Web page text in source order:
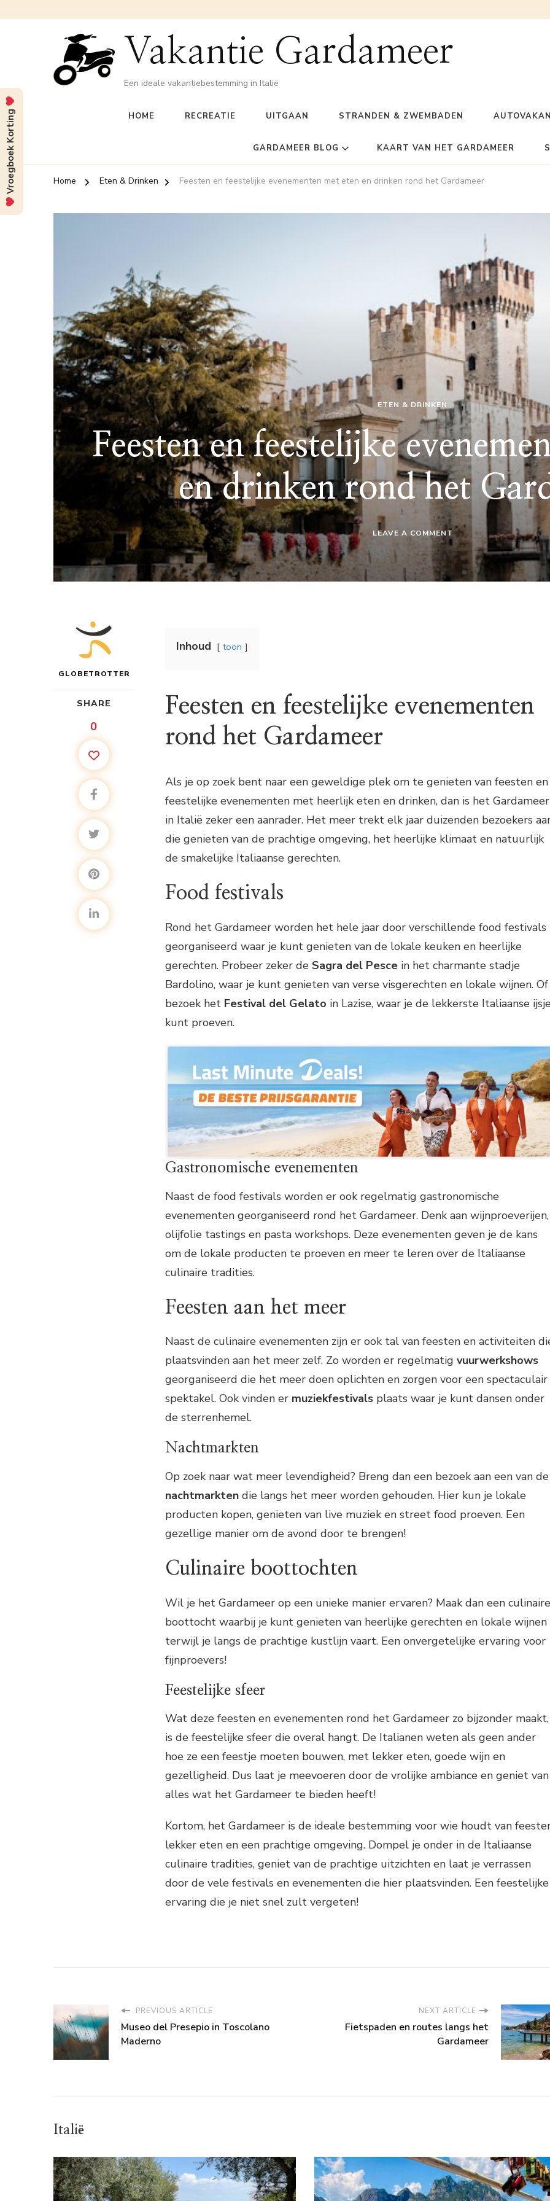
Vakantie Gardameer
Een ideale vakantiebestemming in Italië
HOME RECREATIE UITGAAN STRANDEN & ZWEMBADEN
GARDAMEER BLOG KAART VAN HET GARDAMEER
Home Eten & Drinken Feesten en feestelijke evenementen met eten en drinken rond het Gardameer
ETEN & DRINKEN
Feesten en feestelijke
en drinken rond het
LEAVE A COMMENTON
FEESTEN
EN
FEESTELIJKE
EVENEMENTEN
MET
GLOBETROTTER
SHARE
0
Inhoud toon
Feesten en feestelijke evenementen
rond het Gardameer
Als je op zoek bent naar een geweldige plek om te genieten van feesten en
feestelijke evenementen met heerlijk eten en drinken, dan is het Gardameer
in Italië zeker een aanrader. Het meer trekt elk jaar duizenden bezoekers
die genieten van de prachtige omgeving, het heerlijke klimaat en natuurlijk
de smakelijke Italiaanse gerechten.
Food festivals
Rond het Gardameer worden het hele jaar door verschillende food festivals
georganiseerd waar je kunt genieten van de lokale keuken en heerlijke
gerechten. Probeer zeker de Sagra del Pesce in het charmante stadje
Bardolino, waar je kunt genieten van verse visgerechten en lokale wijnen. Of
bezoek het Festival del Gelato in Lazise, waar je de lekkerste Italiaanse
kunt proeven.
Gastronomische evenementen
Naast de food festivals worden er ook regelmatig gastronomische
evenementen georganiseerd rond het Gardameer. Denk aan wijnproeverijen,
olijfolie tastings en pasta workshops. Deze evenementen geven je de kans
om de lokale producten te proeven en meer te leren over de Italiaanse
culinaire tradities.
Feesten aan het meer
Naast de culinaire evenementen zijn er ook tal van feesten en activiteiten
plaatsvinden aan het meer zelf. Zo worden er regelmatig vuurwerkshows
georganiseerd die het meer doen oplichten en zorgen voor een spectaculair
spektakel. Ook vinden er muziekfestivals plaats waar je kunt dansen onder
de sterrenhemel.
Nachtmarkten
Op zoek naar wat meer levendigheid? Breng dan een bezoek aan een van de
nachtmarkten die langs het meer worden gehouden. Hier kun je lokale
producten kopen, genieten van live muziek en street food proeven. Een
gezellige manier om de avond door te brengen!
Culinaire boottochten
Wil je het Gardameer op een unieke manier ervaren? Maak dan een culinaire
boottocht waarbij je kunt genieten van heerlijke gerechten en lokale wijnen
terwijl je langs de prachtige kustlijn vaart. Een onvergetelijke ervaring voor
fijnproevers!
Feestelijke sfeer
Wat deze feesten en evenementen rond het Gardameer zo bijzonder maakt,
is de feestelijke sfeer die overal hangt. De Italianen weten als geen ander
hoe ze een feestje moeten bouwen, met lekker eten, goede wijn en
gezelligheid. Dus laat je meevoeren door de vrolijke ambiance en geniet van
alles wat het Gardameer te bieden heeft!
Kortom, het Gardameer is de ideale bestemming voor wie houdt van
lekker eten en een prachtige omgeving. Dompel je onder in de Italiaanse
culinaire tradities, geniet van de prachtige uitzichten en laat je verrassen
door de vele festivals en evenementen die hier plaatsvinden. Een feestelijke
ervaring die je niet snel zult vergeten!
PREVIOUS ARTICLE
Museo del Presepio in Toscolano
Maderno
NEXT ARTICLE
Fietspaden en routes langs het
Gardameer
Italië
Vroegboek Korting